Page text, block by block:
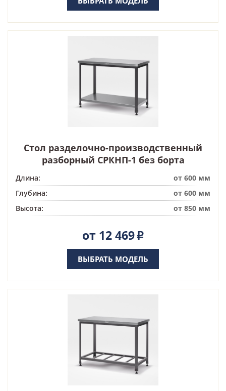
Стол разделочно-производственный
разборный СРКНП-1 без борта
Длина:
от 600 мм
Глубина:
от 600 мм
Высота:
от 850 мм
от 12 469Р
ВЫБРАТЬ МОДЕЛЬ